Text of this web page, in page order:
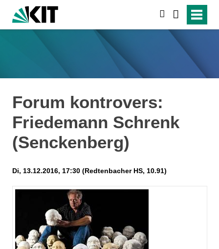
Forum kontrovers:
Friedemann Schrenk
(Senckenberg)
Di, 13.12.2016, 17:30 (Redtenbacher HS, 10.91)